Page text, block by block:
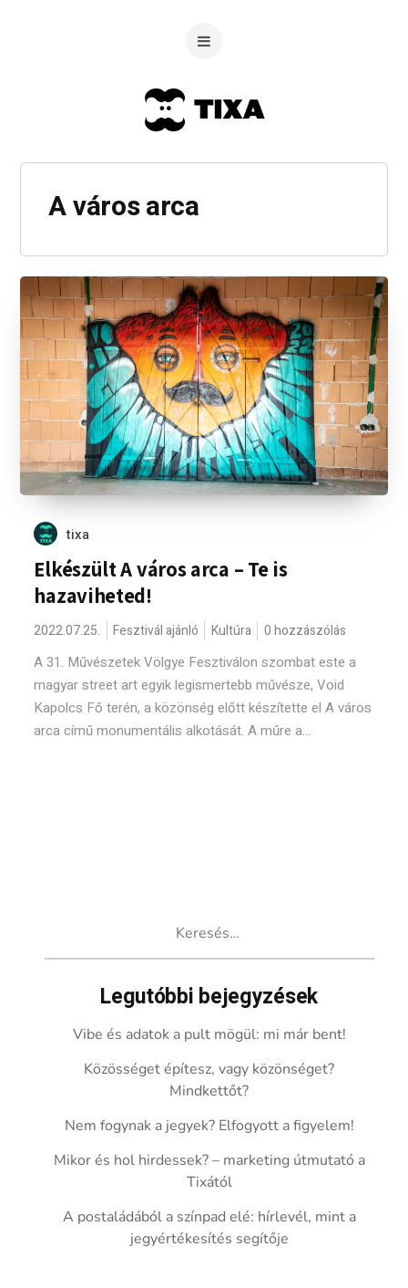
A város arca
tixa
Elkészült A város arca – Te is
hazaviheted!
2022.07.25. Fesztivál ajánló Kultúra 0 hozzászólás
A 31. Művészetek Völgye Fesztiválon szombat este a
magyar street art egyik legismertebb művésze, Void
Kapolcs Fő terén, a közönség előtt készítette el A város
arca című monumentális alkotását. A műre a...
Legutóbbi bejegyzések
Vibe és adatok a pult mögül: mi már bent!
Közösséget építesz, vagy közönséget?
Mindkettőt?
Nem fogynak a jegyek? Elfogyott a figyelem!
Mikor és hol hirdessek? – marketing útmutató a
Tixától
A postaládából a színpad elé: hírlevél, mint a
jegyértékesítés segítője